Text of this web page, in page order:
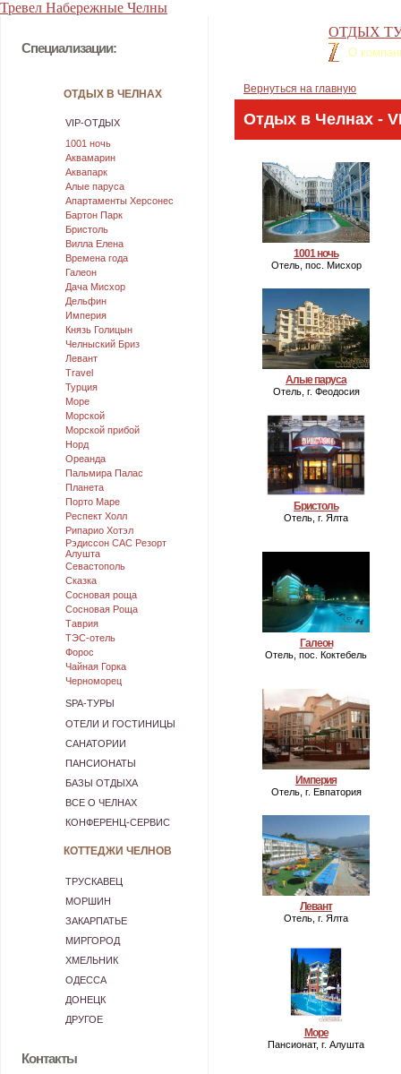
Тревел Набережные Челны
Специализации:
ОТДЫХ В ЧЕЛНАХ
VIP-ОТДЫХ
1001 ночь
Аквамарин
Аквапарк
Алые паруса
Апартаменты Херсонес
Бартон Парк
Бристоль
Вилла Елена
Времена года
Галеон
Дача Мисхор
Дельфин
Империя
Князь Голицын
Челныский Бриз
Левант
Travel
Турция
Море
Морской
Морской прибой
Норд
Ореанда
Пальмира Палас
Планета
Порто Маре
Респект Холл
Рипарио Хотэл
Рэдиссон САС Резорт
Алушта
Севастополь
Сказка
Сосновая роща
Сосновая Роща
Таврия
ТЭС-отель
Форос
Чайная Горка
Черноморец
SPA-ТУРЫ
ОТЕЛИ И ГОСТИНИЦЫ
САНАТОРИИ
ПАНСИОНАТЫ
БАЗЫ ОТДЫХА
ВСЕ О ЧЕЛНАХ
КОНФЕРЕНЦ-СЕРВИС
КОТТЕДЖИ ЧЕЛНОВ
ТРУСКАВЕЦ
МОРШИН
ЗАКАРПАТЬЕ
МИРГОРОД
ХМЕЛЬНИК
ОДЕССА
ДОНЕЦК
ДРУГОЕ
Контакты
ОТДЫХ
О
Вернуться на главную
Отдых в Челнах -
1001 ночь
Отель, пос. Мисхор
Алые паруса
Отель, г. Феодосия
Бристоль
Отель, г. Ялта
Галеон
Отель, пос. Коктебель
Империя
Отель, г. Евпатория
Левант
Отель, г. Ялта
Море
Пансионат, г. Алушта